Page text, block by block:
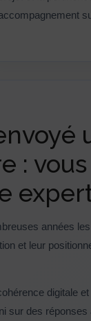
: vous
années
et leur
digitale
sur des réponses